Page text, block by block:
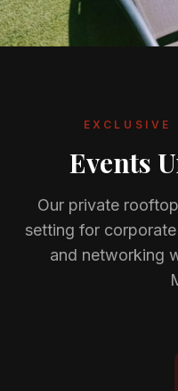
Galería
Beneficios
Quiénes Somos
EXCLUSIVE
Events
Our private
setting for
and networking